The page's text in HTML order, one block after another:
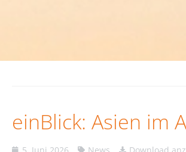
einBlick: Asien im